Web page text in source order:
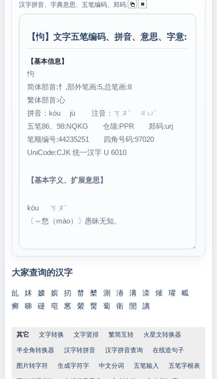
汉字拼音、字典意思、五笔编码、郑码:
【怐 】文字五笔编码、拼音、意思、字意:
【基本信息】
怐
简体部首:忄,部外笔画:5,总笔画:8
繁体部首:心
拼音：kòu jù 注音：ㄎㄡˋ ㄐㄩˋ
五笔86、98:NQKG 仓颉:PPR 郑码:urj
笔顺编号:44235251 四角号码:97020
UniCode:CJK 统一汉字 U 6010
【基本字义、扩展意思】
kòu ㄎㄡˋ
〔～愗（mào）〕愚昧无知。
大家查询的汉字
乨 姀 嫒 嫔 扨 榃 櫫 測 湷 溝 滦 熣 瓘
畖
癣
睇 磀 窀 窸 縈 臋 蔔 衛 誾 謧
其它 文字转换 文字竖排 繁简互转 火星文转换器
半全角转换器 汉字转拼音 汉字拼音查询 在线造句子
图片转字符 生成字符字 中文分词 五笔输入 五笔字根表